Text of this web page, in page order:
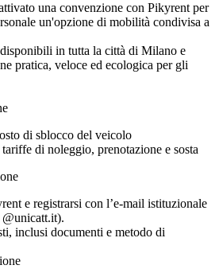
una convenzione con Pikyrent per
un'opzione di mobilità condivisa a
in tutta la città di Milano e
pratica, veloce ed ecologica per gli
di sblocco del veicolo
di noleggio, prenotazione e sosta
e registrarsi con l’e-mail istituzionale
inclusi documenti e metodo di